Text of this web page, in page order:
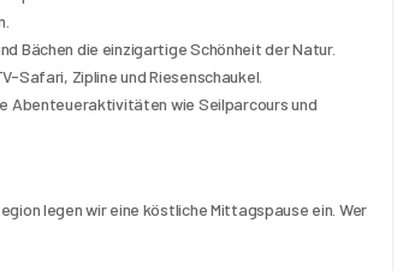
Bächen die einzigartige Schönheit der Natur.
Safari, Zipline und Riesenschaukel.
Abenteueraktivitäten wie Seilparcours und
legen wir eine köstliche Mittagspause ein. Wer